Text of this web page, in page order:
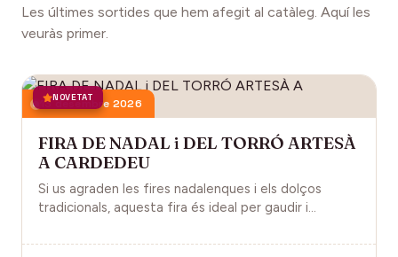
Les últimes sortides que hem afegit al catàleg. Aquí les
veuràs primer.
NOVETAT
13 desembre 2026
FIRA DE NADAL i DEL TORRÓ ARTESÀ
A CARDEDEU
Si us agraden les fires nadalenques i els dolços
tradicionals, aquesta fira és ideal per gaudir i